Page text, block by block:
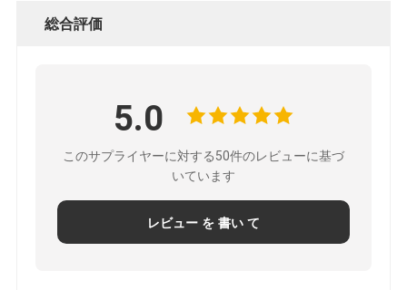
総合評価
5.0
このサプライヤーに対する50件のレビューに基づ
いています
レビュー を 書い て